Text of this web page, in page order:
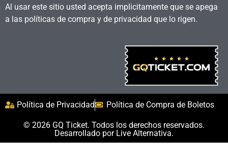
Al usar este sitio usted acepta implicitamente que se apega
a las políticas de compra y de privacidad que lo rigen.
Política de Privacidad Política de Compra de Boletos
© 2026 GQ Ticket. Todos los derechos reservados.
Desarrollado por Live Alternativa.